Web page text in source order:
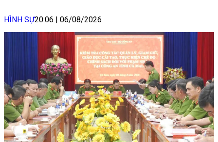
HÌNH SỰ20:06 06/08/2026